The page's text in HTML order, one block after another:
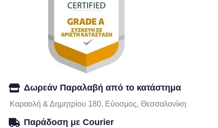
Δωρεάν Παραλαβή από το κατάστημα
Καραολή & Δημητρίου 180, Εύοσμος, Θεσσαλονίκη
Παράδοση με Courier